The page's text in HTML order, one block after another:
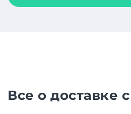
Все о доставке